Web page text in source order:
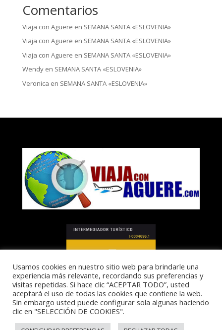
Comentarios
Viaja con Aguere en SEMANA SANTA «ESLOVENIA»
Viaja con Aguere en SEMANA SANTA «ESLOVENIA»
Viaja con Aguere en SEMANA SANTA «ESLOVENIA»
Wendyen SEMANA SANTA «ESLOVENIA»
Veronica en SEMANA SANTA «ESLOVENIA»
I-0004696.1
Usamos cookies en nuestro sitio web para brindarle una
experiencia más relevante, recordando sus preferencias y
visitas repetidas. Si hace clic “ACEPTAR TODO”, usted
aceptará el uso de todas las cookies que contiene la web.
Sin embargo usted puede configurar sola algunas haciendo
clic en "SELECCIÓN DE COOKIES".